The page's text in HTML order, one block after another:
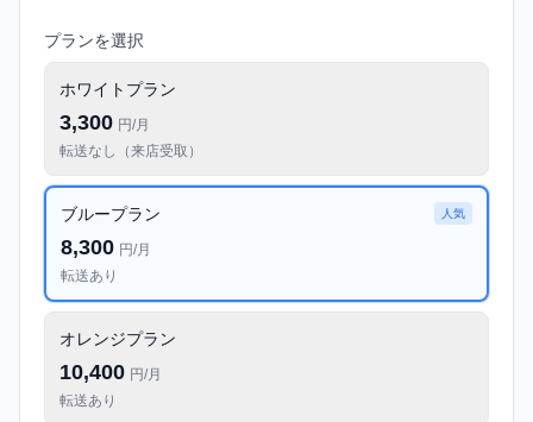
プランを選択
ホワイトプラン
3,300 円/月
転送なし（来店受取）
ブループラン 人気
8,300 円/月
転送あり
オレンジプラン
10,400 円/月
転送あり